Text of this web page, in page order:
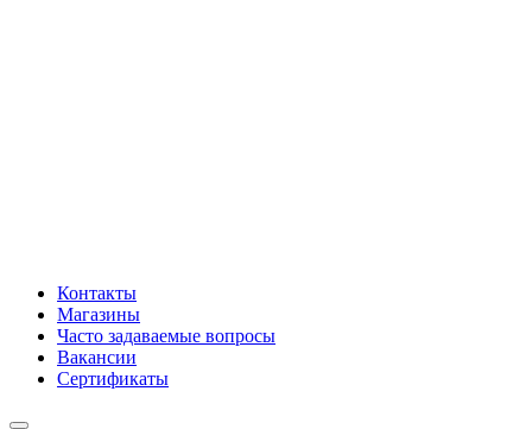
Контакты
Магазины
Часто задаваемые вопросы
Вакансии
Сертификаты